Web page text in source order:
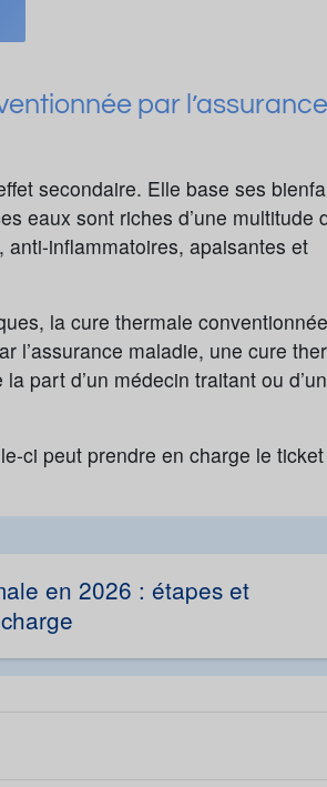
par l’assurance
secondaire. Elle base ses
eaux sont riches d’une multitude
anti-inflammatoires, apaisantes et
la cure thermale
l’assurance maladie, une cure
part d’un médecin traitant ou d’un
ci peut prendre en charge le ticket
en 2026 : étapes et